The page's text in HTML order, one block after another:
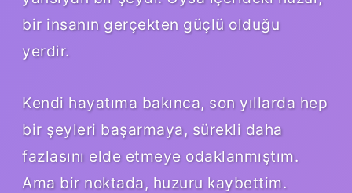
bir insanın gerçekten güçlü olduğu
yerdir.
Kendi hayatıma bakınca, son yıllarda hep
bir şeyleri başarmaya, sürekli daha
fazlasını elde etmeye odaklanmıştım.
Ama bir noktada, huzuru kaybettim.